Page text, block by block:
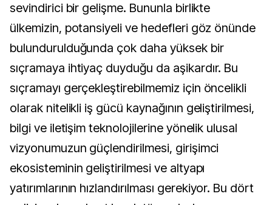
sevindirici bir gelişme. Bununla birlikte
ülkemizin, potansiyeli ve hedefleri göz önünde
bulundurulduğunda çok daha yüksek bir
sıçramaya ihtiyaç duyduğu da aşikardır. Bu
sıçramayı gerçekleştirebilmemiz için öncelikli
olarak nitelikli iş gücü kaynağının geliştirilmesi,
bilgi ve iletişim teknolojilerine yönelik ulusal
vizyonumuzun güçlendirilmesi, girişimci
ekosisteminin geliştirilmesi ve altyapı
yatırımlarının hızlandırılması gerekiyor. Bu dört